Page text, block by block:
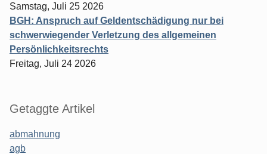
Samstag, Juli 25 2026
BGH: Anspruch auf Geldentschädigung nur bei
schwerwiegender Verletzung des allgemeinen
Persönlichkeitsrechts
Freitag, Juli 24 2026
Getaggte Artikel
abmahnung
agb